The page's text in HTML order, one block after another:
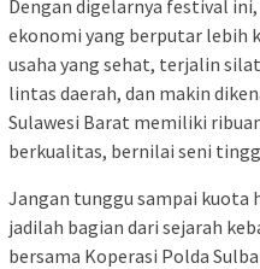
Dengan digelarnya festival
ekonomi yang berputar lebih
usaha yang sehat, terjalin
lintas daerah, dan makin
Sulawesi Barat memiliki
berkualitas, bernilai seni
Jangan tunggu sampai kuota
jadilah bagian dari sejarah
bersama Koperasi Polda